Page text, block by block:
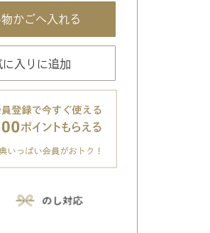
に入りに追加